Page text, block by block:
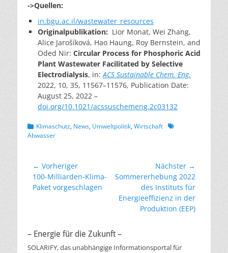
->Quellen:
in.bgu.ac.il/wastewater_resources
Originalpublikation: Lior Monat, Wei Zhang,
Alice Jarošíková, Hao Haung, Roy Bernstein, and
Oded Nir: Circular Process for Phosphoric Acid
Plant Wastewater Facilitated by Selective
Electrodialysis, in:ACS Sustainable Chem. Eng.
2022, 10, 35, 11567–11576, Publication Date:
August 25, 2022 –
doi.org/10.1021/acssuschemeng.2c03132
Kategorien
Klimaschutz, News, Umweltpolitik, Wirtschaft Schlagworte
Abwasser
Beitragsnavigation
← Vorheriger
Vorheriger
Beitrag:
100-Milliarden-Klima-
Paket vorgeschlagen
Nächster →
Nächster
Sommererhebung 2022
des Instituts für
Energieeffizienz in der
Produktion (EEP)
– Energie für die Zukunft –
SOLARIFY, das unabhängige Informationsportal für